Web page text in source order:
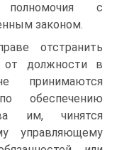
с
законом.
отстранить
от должности в
принимаются
обеспечению
им, чинятся
управляющему